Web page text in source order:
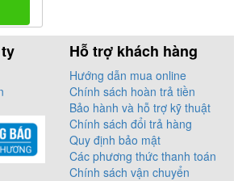
Hỗ trợ khách hàng
Hướng dẫn mua online
Chính sách hoàn trả tiền
Bảo hành và hỗ trợ kỹ thuật
Chính sách đổi trả hàng
Quy định bảo mật
Các phương thức thanh toán
Chính sách vận chuyển